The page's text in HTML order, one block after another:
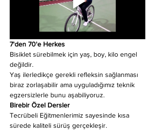
7'den 70'e Herkes
Bisiklet sürebilmek için yaş, boy, kilo engel
değildir.
Yaş ilerledikçe gerekli refleksin sağlanması
biraz zorlaşabilir ama uyguladığımız teknik
egzersizlerle bunu aşabiliyoruz.
Birebir Özel Dersler
Tecrübeli Eğitmenlerimiz sayesinde kısa
sürede kaliteli sürüş gerçekleşir.